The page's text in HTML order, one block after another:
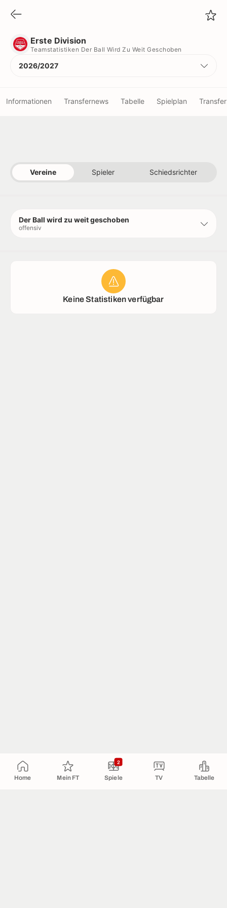
Home Mein FT Spiele
2
TV Tabelle
Erste Division
Teamstatistiken Der Ball Wird Zu Weit Geschoben
2026/2027
Informationen Transfernews Tabelle Spielplan
Vereine Spieler Schiedsrichter
Der Ball wird zu weit geschoben
offensiv
Keine Statistiken verfügbar